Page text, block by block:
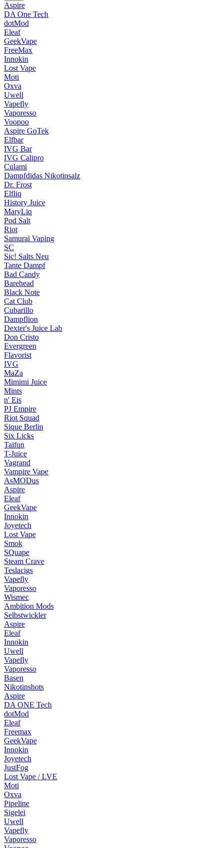
Aspire
DA One Tech
dotMod
Eleaf
GeekVape
FreeMax
Innokin
Lost Vape
Moti
Oxva
Uwell
Vapefly
Vaporesso
Voopoo
Aspire GoTek
Elfbar
IVG Bar
IVG Calipro
Culami
Dampfdidas Nikotinsalz
Dr. Frost
Elfliq
History Juice
MaryLiq
Pod Salt
Riot
Samurai Vaping
SC
Sic! Salts Neu
Tante Dampf
Bad Candy
Barehead
Black Note
Cat Club
Cubarillo
Dampflion
Dexter's Juice Lab
Don Cristo
Evergreen
Flavorist
IVG
MaZa
Mimimi Juice
Mints
n' Eis
PJ Empire
Riot Squad
Sique Berlin
Six Licks
Taifun
T-Juice
Vagrand
Vampire Vape
AsMODus
Aspire
Eleaf
GeekVape
Innokin
Joyetech
Lost Vape
Smok
SQuape
Steam Crave
Teslacigs
Vapefly
Vaporesso
Wismec
Ambition Mods
Selbstwickler
Aspire
Eleaf
Innokin
Uwell
Vapefly
Vaporesso
Basen
Nikotinshots
Aspire
DA ONE Tech
dotMod
Eleaf
Freemax
GeekVape
Innokin
Joyetech
JustFog
Lost Vape / LVE
Moti
Oxva
Pipeline
Sigelei
Uwell
Vapefly
Vaporesso